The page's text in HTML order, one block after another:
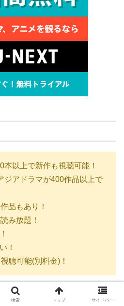
本以上で新作も視聴可能！
ジアドラマが400作品以上で
品もあり！
み放題！
！
聴可能(別料金)！
★★★★★
検索 トップ サイドバー